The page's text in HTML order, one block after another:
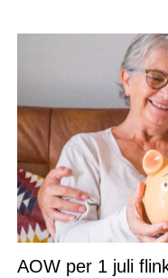
AOW per 1 juli